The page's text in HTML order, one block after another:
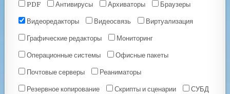
PDF Антивирусы Архиваторы Браузеры
Видеоредакторы Видеосвязь Виртуализация
Графические редакторы Мониторинг
Операционные системы Офисные пакеты
Почтовые серверы Реаниматоры
Резервное копирование Скрипты и сценарии СУБД